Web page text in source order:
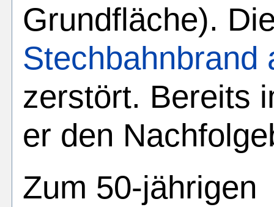
Grundfläche).
Stechbahnbrand
zerstört. Bereits
er den
Zum 50-jährigen